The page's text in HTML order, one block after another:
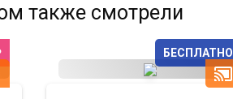
также смотрели
БЕСПЛАТНО
cast_connected